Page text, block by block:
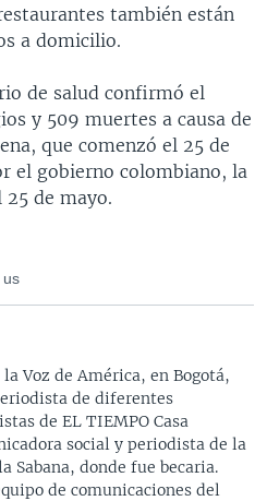
también están
a domicilio.
de salud confirmó el
y 509 muertes a causa de
que comenzó el 25 de
el gobierno colombiano, la
25 de mayo.
us
Voz de América, en Bogotá,
de diferentes
de EL TIEMPO Casa
social y periodista de la
Sabana, donde fue becaria.
de comunicaciones del